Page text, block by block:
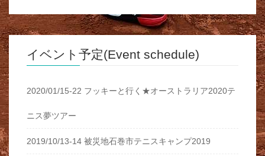
イベント予定(Event schedule)
2020/01/15-22 フッキーと行く★オーストラリア2020テ
ニス夢ツアー
2019/10/13-14 被災地石巻市テニスキャンプ2019